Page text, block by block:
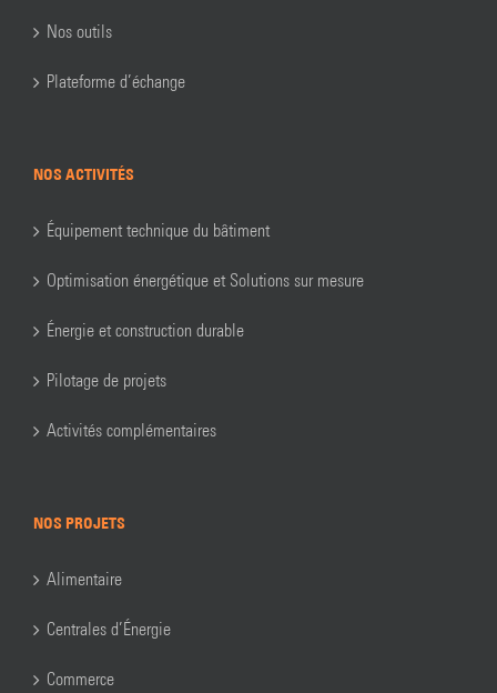
Nos outils
Plateforme d’échange
NOS ACTIVITÉS
Équipement technique du bâtiment
Optimisation énergétique et Solutions sur mesure
Énergie et construction durable
Pilotage de projets
Activités complémentaires
NOS PROJETS
Alimentaire
Centrales d’Énergie
Commerce